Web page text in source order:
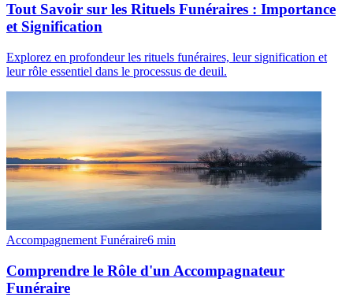
Tout Savoir sur les Rituels Funéraires : Importance
et Signification
Explorez en profondeur les rituels funéraires, leur signification et
leur rôle essentiel dans le processus de deuil.
Accompagnement Funéraire6 min
Comprendre le Rôle d'un Accompagnateur
Funéraire